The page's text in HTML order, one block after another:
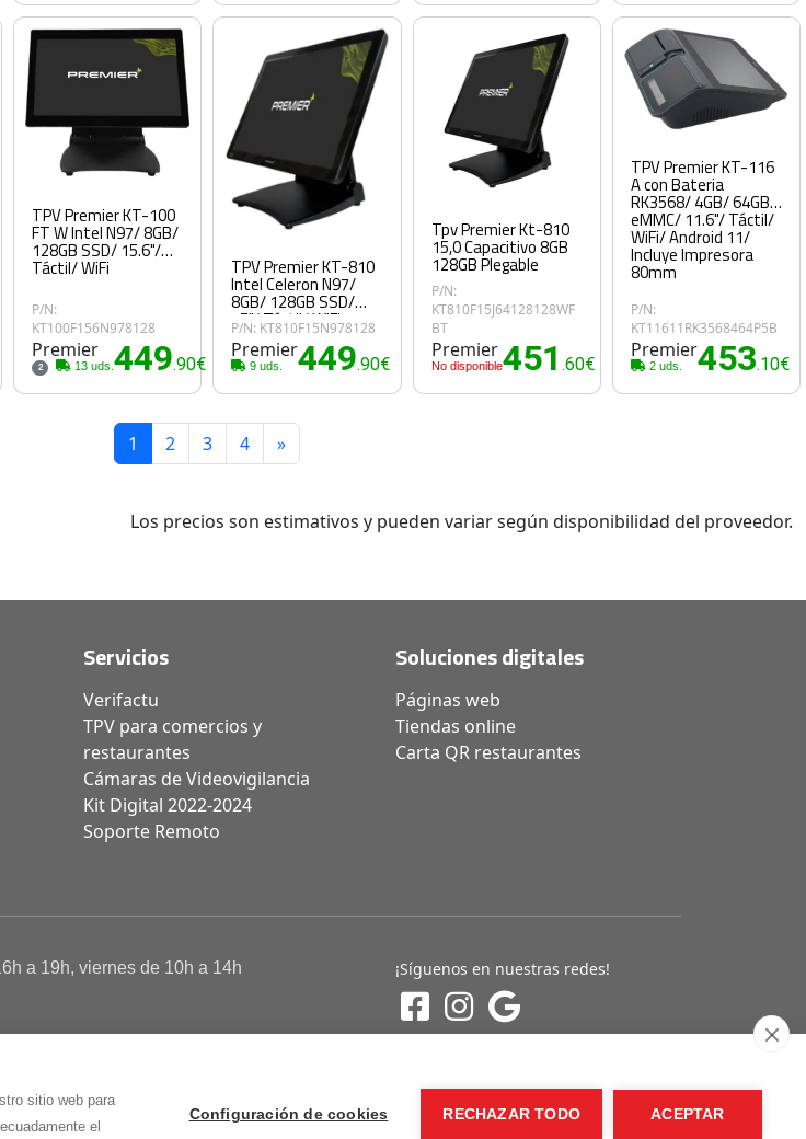
sitio web para
el
Configuración de cookies RECHAZAR TODO ACEPTAR
TPV Premier KT-100
FT W Intel N97/ 8GB/
128GB SSD/ 15.6"/
Táctil/ WiFi
P/N:
KT100F156N978128
Premier
2 13 uds. 449.90€
TPV Premier KT-810
Intel Celeron N97/
8GB/ 128GB SSD/
15"/ Táctil/ WiFi
P/N: KT810F15N978128
Premier
9 uds. 449.90€
Tpv Premier Kt-810
15,0 Capacitivo 8GB
128GB Plegable
P/N:
KT810F15J64128128WF
BT
Premier
No disponible451 .60€
TPV Premier KT-116
A con Bateria
RK3568/ 4GB/ 64GB
eMMC/ 11.6"/ Táctil/
WiFi/ Android 11/
Incluye Impresora
80mm
P/N:
KT11611RK3568464P5B
Premier
2 uds. 453.10€
1 2 3 4 »
Los precios son estimativos y pueden variar según disponibilidad del proveedor.
Servicios
Verifactu
TPV para comercios y
restaurantes
Cámaras de Videovigilancia
Kit Digital 2022-2024
Soporte Remoto
Soluciones digitales
Páginas web
Tiendas online
Carta QR restaurantes
a 19h, viernes de 10h a 14h ¡Síguenos en nuestras redes!